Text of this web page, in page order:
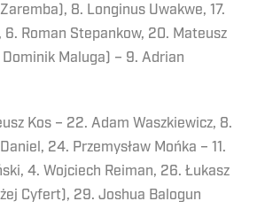
8. Longinus Uwakwe, 17.
6. Roman Stepankow, 20. Mateusz
Maluga) – 9. Adrian
Kos – 22. Adam Waszkiewicz, 8.
24. Przemysław Mońka – 11.
4. Wojciech Reiman, 26. Łukasz
Cyfert), 29. Joshua Balogun